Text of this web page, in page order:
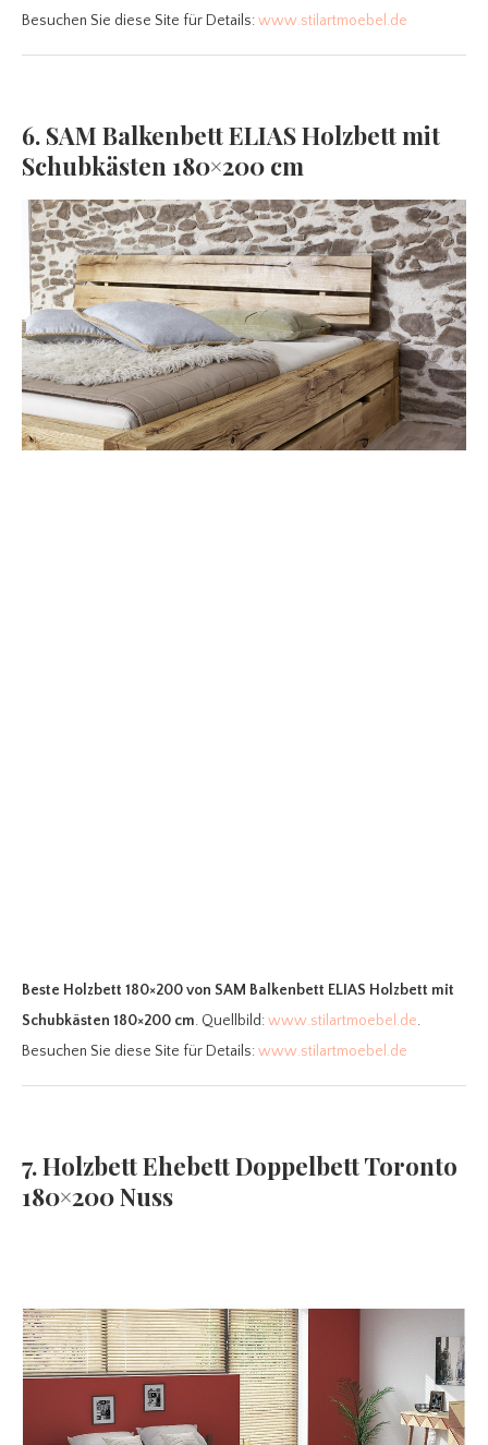
Besuchen Sie diese Site für Details:www.stilartmoebel.de
6. SAM Balkenbett ELIAS Holzbett mit
Schubkästen 180×200 cm
Beste Holzbett 180×200von SAM Balkenbett ELIAS Holzbett mit
Schubkästen 180×200 cm. Quellbild:www.stilartmoebel.de.
Besuchen Sie diese Site für Details:www.stilartmoebel.de
7. Holzbett Ehebett Doppelbett Toronto
180×200 Nuss